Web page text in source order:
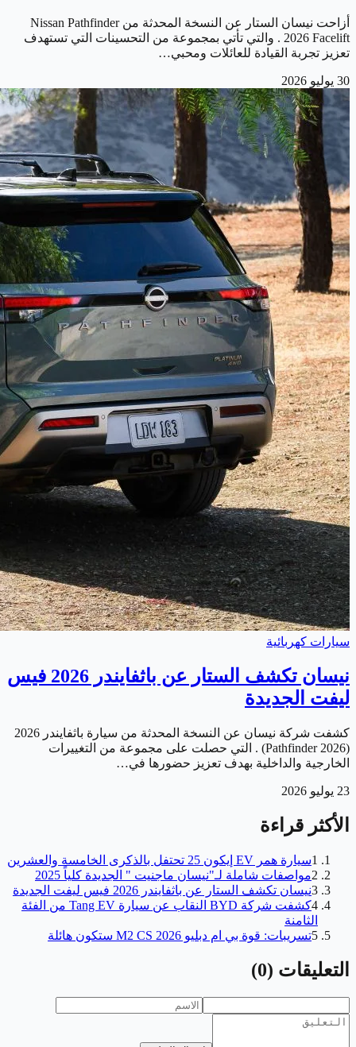
أزاحت نيسان الستار عن النسخة المحدثة من Nissan Pathfinder
2026 Facelift . والتي تأتي بمجموعة من التحسينات التي تستهدف
تعزيز تجربة القيادة للعائلات ومحبي…
30 يوليو 2026
سيارات كهربائية
نيسان تكشف الستار عن باثفايندر 2026 فيس
ليفت الجديدة
كشفت شركة نيسان عن النسخة المحدثة من سيارة باثفايندر 2026
(Pathfinder 2026) . التي حصلت على مجموعة من التغييرات
الخارجية والداخلية بهدف تعزيز حضورها في…
23 يوليو 2026
الأكثر قراءة
1سيارة همر EV إيكون 25 تحتفل بالذكرى الخامسة والعشرين
2مواصفات شاملة لـ"نيسان ماجنيت " الجديدة كلياً 2025
3نيسان تكشف الستار عن باثفايندر 2026 فيس ليفت الجديدة
4
كشفت شركة BYD النقاب عن سيارة Tang EV من الفئة
الثامنة
5تسريبات: قوة بي ام دبليو M2 CS 2026 ستكون هائلة
التعليقات (
0
)